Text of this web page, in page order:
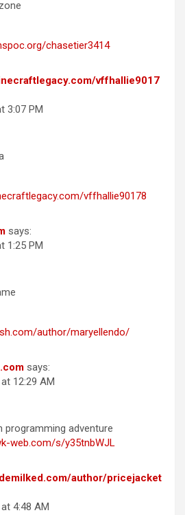
chasetier3414
vffhallie9017
3:07 PM
vffhallie90178
says:
1:25 PM
author/maryellendo/
says:
12:29 AM
programming adventure
web.com/s/y35tnbWJL
author/pricejacket
4:48 AM